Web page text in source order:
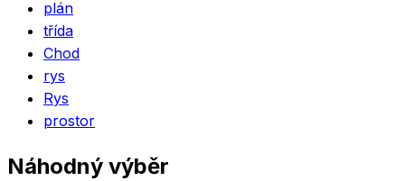
plán
třída
Chod
rys
Rys
prostor
Náhodný výběr